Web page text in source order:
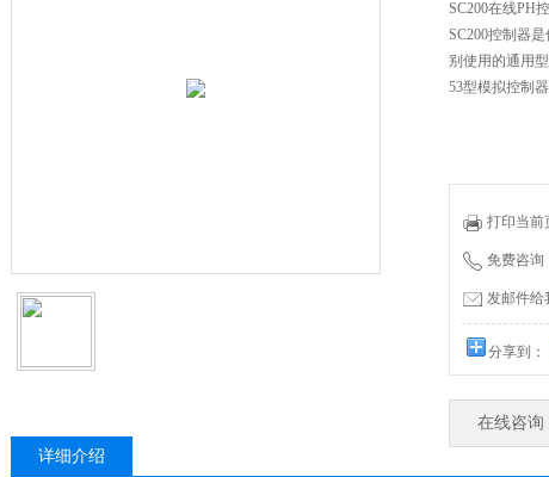
SC200在线PH
SC200控制器
别使用的通用
53型模拟控制
打印当前
免费咨询
发邮件给
分享到：
在线咨询
详细介绍